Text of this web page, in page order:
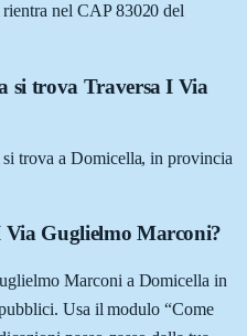
nel CAP 83020 del
si trova Traversa I Via
trova a Domicella, in provincia
Via Guglielmo Marconi?
Marconi a Domicella in
Usa il modulo “Come